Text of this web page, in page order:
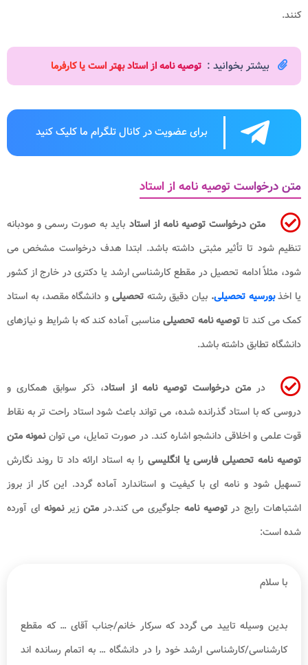
کنند.
بیشتر بخوانید : توصیه نامه از استاد بهتر است یا کارفرما
برای عضویت در کانال تلگرام ما کلیک کنید
متن درخواست توصیه نامه از استاد
متن درخواست توصیه نامه از استاد باید به صورت رسمی و مودبانه
تنظیم شود تا تأثیر مثبتی داشته باشد. ابتدا هدف درخواست مشخص می
شود، مثلاً ادامه تحصیل در مقطع کارشناسی ارشد یا دکتری در خارج از کشور
یا اخذبورسیه تحصیلی. بیان دقیق رشتهتحصیلی و دانشگاه مقصد، به استاد
کمک می کند تاتوصیه نامه تحصیلیمناسبی آماده کند که با شرایط و نیازهای
دانشگاه تطابق داشته باشد.
درمتن درخواست توصیه نامه از استاد، ذکر سوابق همکاری و
دروسی که با استاد گذرانده شده، می تواند باعث شود استاد راحت تر به نقاط
قوت علمی و اخلاقی دانشجو اشاره کند. در صورت تمایل، می تواننمونه متن
توصیه نامه تحصیلی فارسی یا انگلیسی را به استاد ارائه داد تا روند نگارش
تسهیل شود و نامه ای با کیفیت و استاندارد آماده گردد. این کار از بروز
اشتباهات رایج درتوصیه نامه جلوگیری می کند.در متن زیرنمونهای آورده
شده است:
با سلام
بدین وسیله تایید می گردد که سرکار خانم/جناب آقای … که مقطع
کارشناسی/کارشناسی ارشد خود را در دانشگاه … به اتمام رسانده اند